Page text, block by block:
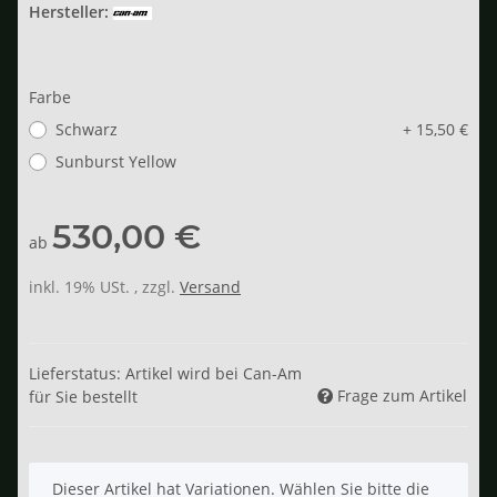
Hersteller:
Farbe
Schwarz
+ 15,50 €
Sunburst Yellow
ab 530,00 €
inkl. 19% USt. , zzgl. Versand
Lieferstatus: Artikel wird bei Can-Am
für Sie bestellt
Frage zum Artikel
x
Dieser Artikel hat Variationen. Wählen Sie bitte die